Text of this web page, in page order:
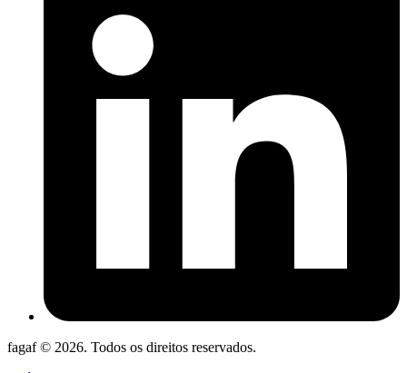
fagaf © 2026. Todos os direitos reservados.